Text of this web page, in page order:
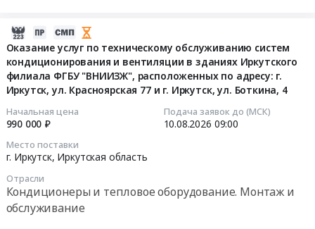
8455182-
8427932-
Оказание услуг по техническому обслуживанию систем
кондиционирования и вентиляции в зданиях Иркутского
филиала ФГБУ "ВНИИЗЖ", расположенных по адресу: г.
Иркутск, ул. Красноярская 77 и г. Иркутск, ул. Боткина, 4
Начальная цена
990 000 ₽
Подача заявок до (МСК)
10.08.2026 09:00
Место поставки
г. Иркутск, Иркутская область
Отрасли
Кондиционеры и тепловое оборудование. Монтаж и
обслуживание